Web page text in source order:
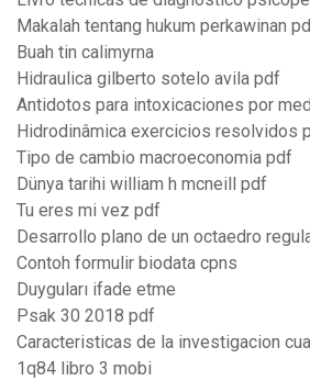
Makalah tentang hukum perkawinan
Buah tin calimyrna
Hidraulica gilberto sotelo avila pdf
Antidotos para intoxicaciones por
Hidrodinâmica exercicios resolvidos
Tipo de cambio macroeconomia pdf
Dünya tarihi william h mcneill pdf
Tu eres mi vez pdf
Desarrollo plano de un octaedro
Contoh formulir biodata cpns
Duyguları ifade etme
Psak 30 2018 pdf
Caracteristicas de la investigacion
1q84 libro 3 mobi